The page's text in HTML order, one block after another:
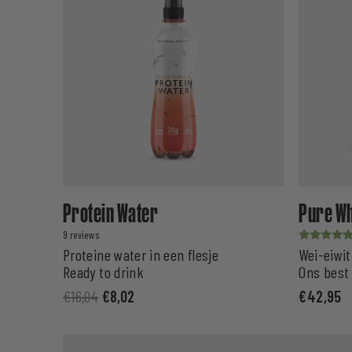
Protein Water
9
Proteine water in een flesje
Ready to drink
€16,04 €8,02
Pure
Waardering
uit 5
Wei-
Ons
€42,95